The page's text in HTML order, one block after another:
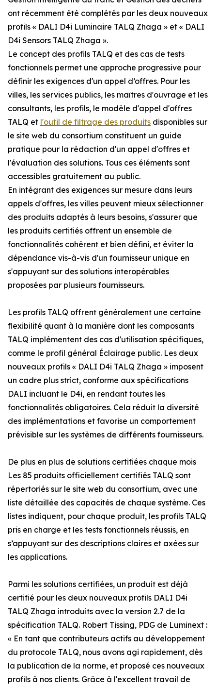
ont récemment été complétés par les deux nouveaux
profils « DALI D4i Luminaire TALQ Zhaga » et « DALI
D4i Sensors TALQ Zhaga ».
Le concept des profils TALQ et des cas de tests
fonctionnels permet une approche progressive pour
définir les exigences d'un appel d’offres. Pour les
villes, les services publics, les maîtres d'ouvrage et les
consultants, les profils, le modèle d'appel d'offres
TALQ et l'outil de filtrage des produits disponibles sur
le site web du consortium constituent un guide
pratique pour la rédaction d'un appel d'offres et
l'évaluation des solutions. Tous ces éléments sont
accessibles gratuitement au public.
En intégrant des exigences sur mesure dans leurs
appels d'offres, les villes peuvent mieux sélectionner
des produits adaptés à leurs besoins, s'assurer que
les produits certifiés offrent un ensemble de
fonctionnalités cohérent et bien défini, et éviter la
dépendance vis-à-vis d'un fournisseur unique en
s'appuyant sur des solutions interopérables
proposées par plusieurs fournisseurs.
Les profils TALQ offrent généralement une certaine
flexibilité quant à la manière dont les composants
TALQ implémentent des cas d'utilisation spécifiques,
comme le profil général Éclairage public. Les deux
nouveaux profils « DALI D4i TALQ Zhaga » imposent
un cadre plus strict, conforme aux spécifications
DALI incluant le D4i, en rendant toutes les
fonctionnalités obligatoires. Cela réduit la diversité
des implémentations et favorise un comportement
prévisible sur les systèmes de différents fournisseurs.
De plus en plus de solutions certifiées chaque mois
Les 85 produits officiellement certifiés TALQ sont
répertoriés sur le site web du consortium, avec une
liste détaillée des capacités de chaque système. Ces
listes indiquent, pour chaque produit, les profils TALQ
pris en charge et les tests fonctionnels réussis, en
s’appuyant sur des descriptions claires et axées sur
les applications.
Parmi les solutions certifiées, un produit est déjà
certifié pour les deux nouveaux profils DALI D4i
TALQ Zhaga introduits avec la version 2.7 de la
spécification TALQ. Robert Tissing, PDG de Luminext :
« En tant que contributeurs actifs au développement
du protocole TALQ, nous avons agi rapidement, dès
la publication de la norme, et proposé ces nouveaux
profils à nos clients. Grâce à l'excellent travail de